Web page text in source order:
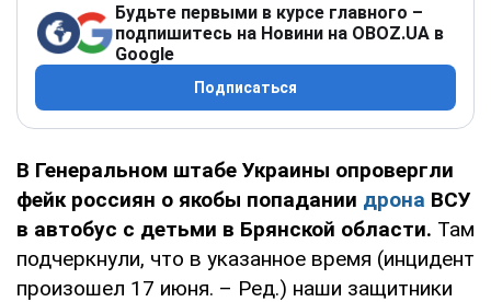
Будьте первыми в курсе главного –
подпишитесь на Новини на OBOZ.UA в
Google
Подписаться
В Генеральном штабе Украины опровергли
фейк россиян о якобы попадании дрона ВСУ
в автобус с детьми в Брянской области. Там
подчеркнули, что в указанное время (инцидент
произошел 17 июня. – Ред.) наши защитники